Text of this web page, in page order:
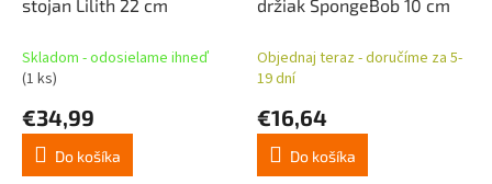
stojan Lilith 22 cm
Skladom - odosielame ihneď
(1 ks)
€34,99
Do košíka
držiak SpongeBob 10 cm
Objednaj teraz - doručíme za 5-
19 dní
€16,64
Do košíka